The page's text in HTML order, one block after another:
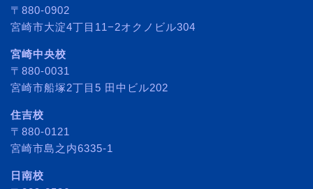
〒880-0902
宮崎市大淀4丁目11−2オクノビル304
宮崎中央校
〒880-0031
宮崎市船塚2丁目5 田中ビル202
住吉校
〒880-0121
宮崎市島之内6335-1
日南校